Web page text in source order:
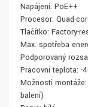
Napájení: PoE++
Procesor: Quad-
Tlačítko: Factory-
Max. spotřeba
Podporovaný
Pracovní teplota: -
Možnosti
balení)